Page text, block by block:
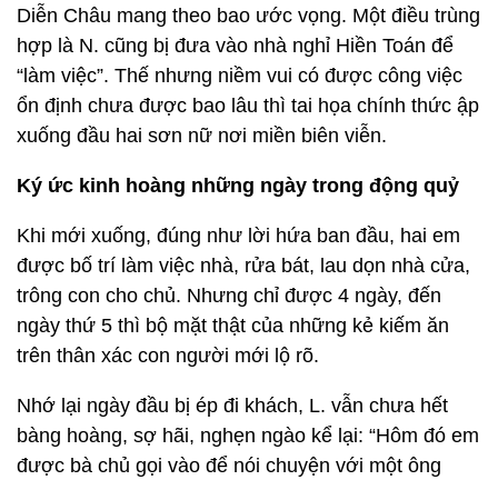
Diễn Châu mang theo bao ước vọng. Một điều trùng
hợp là N. cũng bị đưa vào nhà nghỉ Hiền Toán để
“làm việc”. Thế nhưng niềm vui có được công việc
ổn định chưa được bao lâu thì tai họa chính thức ập
xuống đầu hai sơn nữ nơi miền biên viễn.
Ký ức kinh hoàng những ngày trong động quỷ
Khi mới xuống, đúng như lời hứa ban đầu, hai em
được bố trí làm việc nhà, rửa bát, lau dọn nhà cửa,
trông con cho chủ. Nhưng chỉ được 4 ngày, đến
ngày thứ 5 thì bộ mặt thật của những kẻ kiếm ăn
trên thân xác con người mới lộ rõ.
Nhớ lại ngày đầu bị ép đi khách, L. vẫn chưa hết
bàng hoàng, sợ hãi, nghẹn ngào kể lại: “Hôm đó em
được bà chủ gọi vào để nói chuyện với một ông